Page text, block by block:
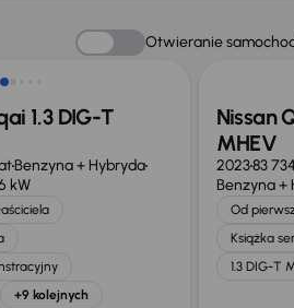
Otwieranie
o 36 775 zł
1.3 DIG-T
Benzyna + Hybryda
kW
+9 kolejnych
Nissan
MHEV
202383
Benzyna +
Od
Książka
1.3 DIG-T